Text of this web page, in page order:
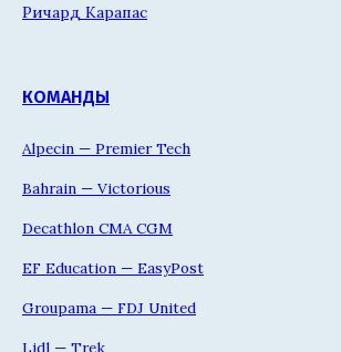
Ричард Карапас
КОМАНДЫ
Alpecin — Premier Tech
Bahrain — Victorious
Decathlon CMA CGM
EF Education — EasyPost
Groupama — FDJ United
Lidl — Trek